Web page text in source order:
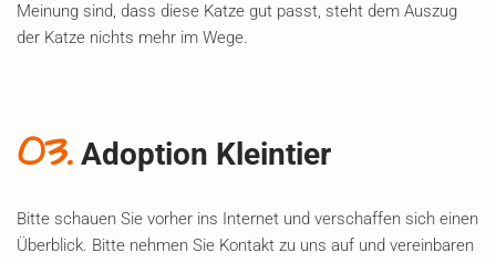
Meinung sind, dass diese Katze gut passt, steht dem Auszug
der Katze nichts mehr im Wege.
03. Adoption Kleintier
Bitte schauen Sie vorher ins Internet und verschaffen sich einen
Überblick. Bitte nehmen Sie Kontakt zu uns auf und vereinbaren